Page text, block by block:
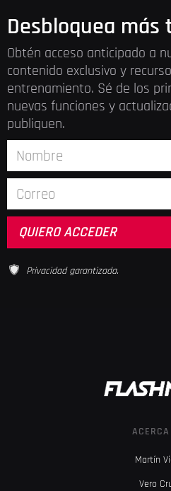
Desbloquea más
Obtén acceso anticipado a
contenido exclusivo y
entrenamiento. Sé de los
nuevas funciones y
publiquen.
Privacidad garantizada.
ACERCA
Martín
Vero